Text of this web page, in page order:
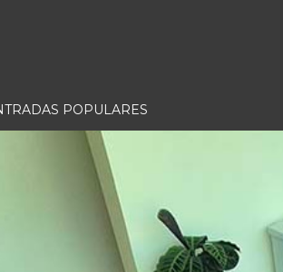
POPULARES